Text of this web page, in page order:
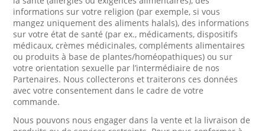
informations sur votre religion (par exemple, si vous
mangez uniquement des aliments halals), des informations
sur votre état de santé (par ex., médicaments, dispositifs
médicaux, crèmes médicinales, compléments alimentaires
ou produits à base de plantes/homéopathiques) ou sur
votre orientation sexuelle par l’intermédiaire de nos
Partenaires. Nous collecterons et traiterons ces données
avec votre consentement dans le cadre de votre
commande.
Nous pouvons nous engager dans la vente et la livraison de